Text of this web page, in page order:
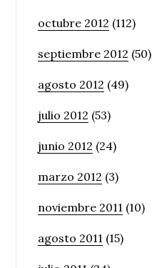
octubre 2012 (112)
septiembre 2012 (50)
agosto 2012 (49)
julio 2012 (53)
junio 2012 (24)
marzo 2012 (3)
noviembre 2011 (10)
agosto 2011 (15)